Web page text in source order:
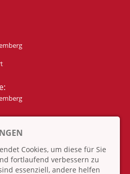
Cookies, um diese für Sie
fortlaufend verbessern zu
essenziell, andere helfen